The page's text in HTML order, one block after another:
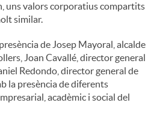
uns valors corporatius compartits
similar.
de Josep Mayoral, alcalde
Joan Cavallé, director general
Redondo, director general de
la presència de diferents
acadèmic i social del